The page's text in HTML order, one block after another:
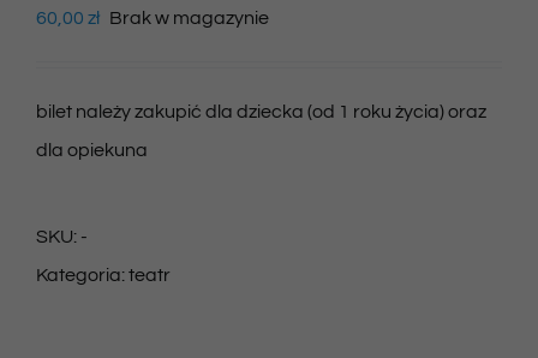
60,00 zł Brak w magazynie
bilet należy zakupić dla dziecka (od 1 roku życia) oraz
dla opiekuna
SKU: -
Kategoria:teatr